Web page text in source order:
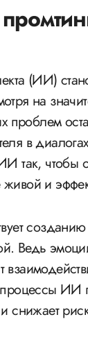
на
проблем
в
так, чтобы
и
Ведь
ИИ
снижает